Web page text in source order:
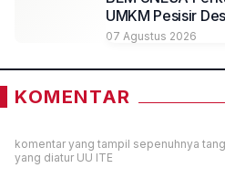
UMKM Pesisir
07 Agustus 2026
KOMENTAR
komentar yang tampil sepenuhnya
yang diatur UU ITE